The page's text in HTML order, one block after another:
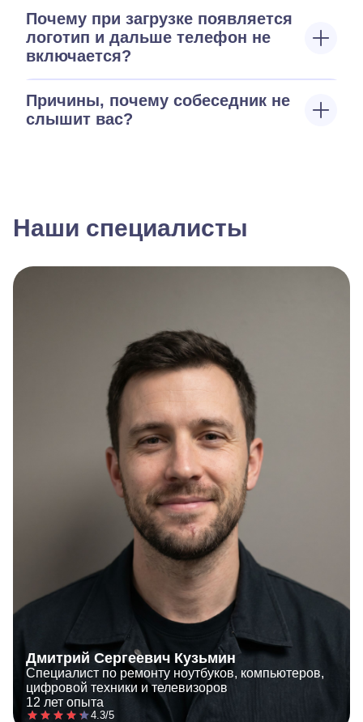
Почему при загрузке появляется
логотип и дальше телефон не
включается?
Причины, почему собеседник не
слышит вас?
Наши специалисты
Дмитрий Сергеевич Кузьмин
Специалист по ремонту ноутбуков, компьютеров,
цифровой техники и телевизоров
12 лет опыта
4.3/5